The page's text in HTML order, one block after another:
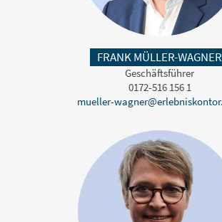
FRANK MÜLLER-WAGNER
Geschäftsführer
0172-516 156 1